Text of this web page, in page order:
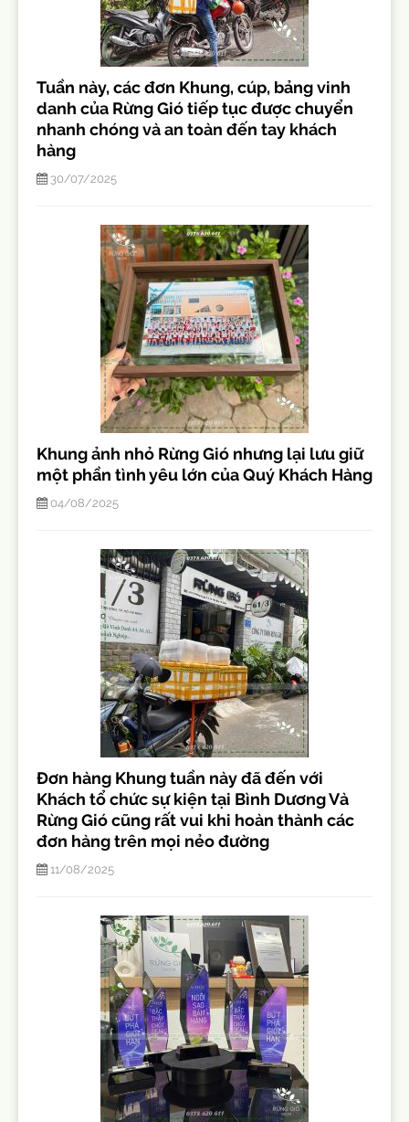
Tuần này, các đơn Khung, cúp, bảng vinh
danh của Rừng Gió tiếp tục được chuyển
nhanh chóng và an toàn đến tay khách
hàng
30/07/2025
Khung ảnh nhỏ Rừng Gió nhưng lại lưu giữ
một phần tình yêu lớn của Quý Khách Hàng
04/08/2025
Đơn hàng Khung tuần này đã đến với
Khách tổ chức sự kiện tại Bình Dương Và
Rừng Gió cũng rất vui khi hoàn thành các
đơn hàng trên mọi nẻo đường
11/08/2025